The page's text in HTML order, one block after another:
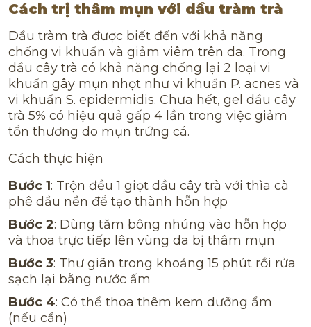
Cách trị thâm mụn với dầu tràm trà
Dầu tràm trà được biết đến với khả năng
chống vi khuẩn và giảm viêm trên da. Trong
dầu cây trà có khả năng chống lại 2 loại vi
khuẩn gây mụn nhọt như vi khuẩn P. acnes và
vi khuẩn S. epidermidis. Chưa hết, gel dầu cây
trà 5% có hiệu quả gấp 4 lần trong việc giảm
tổn thương do mụn trứng cá.
Cách thực hiện
Bước 1: Trộn đều 1 giọt dầu cây trà với thìa cà
phê dầu nền để tạo thành hỗn hợp
Bước 2: Dùng tăm bông nhúng vào hỗn hợp
và thoa trực tiếp lên vùng da bị thâm mụn
Bước 3: Thư giãn trong khoảng 15 phút rồi rửa
sạch lại bằng nước ấm
Bước 4: Có thể thoa thêm kem dưỡng ẩm
(nếu cần)